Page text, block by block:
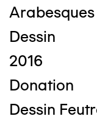
Dessin
2016
Donation
Dessin